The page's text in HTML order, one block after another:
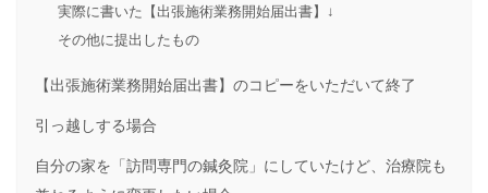
実際に書いた【出張施術業務開始届出書】↓
その他に提出したもの
【出張施術業務開始届出書】のコピーをいただいて終了
引っ越しする場合
自分の家を「訪問専門の鍼灸院」にしていたけど、治療院も